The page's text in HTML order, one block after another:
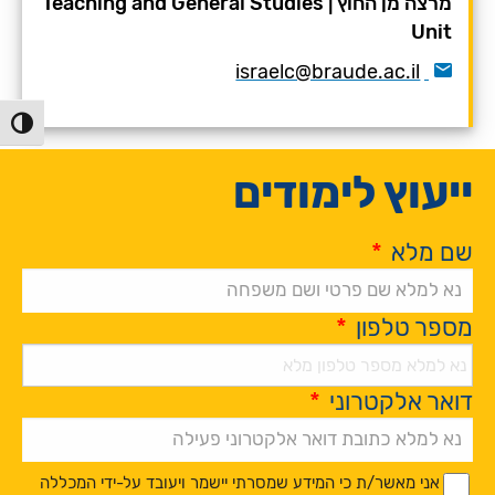
הפעל/
Unit
israelc@braude.ac.il
ייעוץ לימודים
שם מלא *
מספר טלפון *
דואר אלקטרוני *
*
*
אני מאשר/ת כי המידע שמסרתי יישמר ויעובד על-ידי המכללה
Alternative: